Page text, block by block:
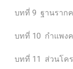
บทที่ 9 ฐานราก
บทที่ 10 กำแพง
บทที่ 11 ส่วนโคร